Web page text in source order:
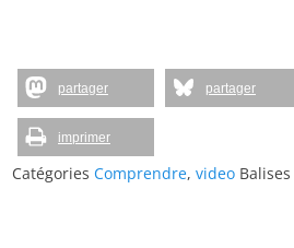
partager partager
imprimer
Catégories Comprendre, video Balises